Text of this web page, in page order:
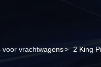
voor vrachtwagens> 2 King